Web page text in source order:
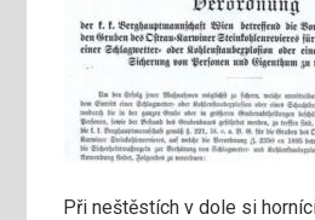
Při neštěstích v dole si